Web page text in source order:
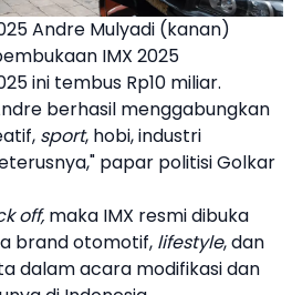
Andre Mulyadi (kanan)
IMX 2025
ini tembus Rp10 miliar.
berhasil menggabungkan
sport, hobi, industri
papar politisi Golkar
off, maka IMX resmi dibuka
brand otomotif, lifestyle, dan
dalam acara modifikasi dan